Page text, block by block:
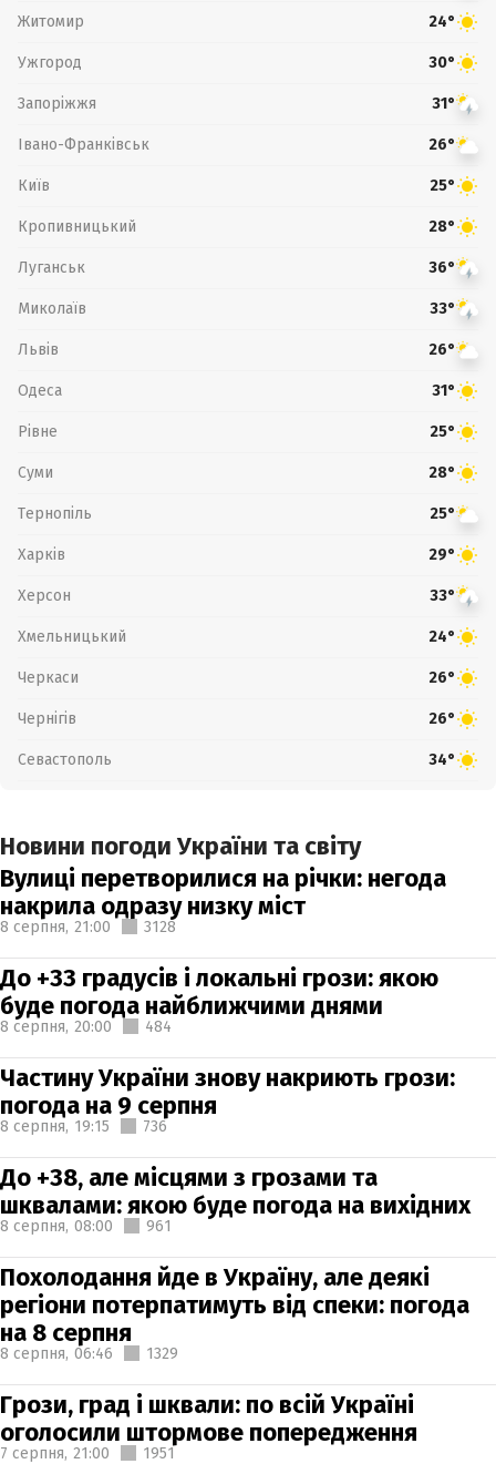
Житомир 24°
Ужгород 30°
Запоріжжя 31°
Івано-Франківськ 26°
Київ 25°
Кропивницький 28°
Луганськ 36°
Миколаїв 33°
Львів 26°
Одеса 31°
Рівне 25°
Суми 28°
Тернопіль 25°
Харків 29°
Херсон 33°
Хмельницький 24°
Черкаси 26°
Чернігів 26°
Севастополь 34°
Новини погоди України та світу
Вулиці перетворилися на річки: негода
накрила одразу низку міст
8 серпня, 21:00 3128
До +33 градусів і локальні грози: якою
буде погода найближчими днями
8 серпня, 20:00 484
Частину України знову накриють грози:
погода на 9 серпня
8 серпня, 19:15 736
До +38, але місцями з грозами та
шквалами: якою буде погода на вихідних
8 серпня, 08:00 961
Похолодання йде в Україну, але деякі
регіони потерпатимуть від спеки: погода
на 8 серпня
8 серпня, 06:46 1329
Грози, град і шквали: по всій Україні
оголосили штормове попередження
7 серпня, 21:00 1951